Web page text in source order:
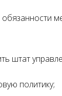
штат
политику;